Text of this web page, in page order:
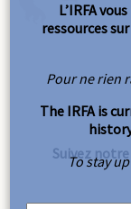
Suivez
L’IRFA
ressources
Pour ne rien
The IRFA is
To stay